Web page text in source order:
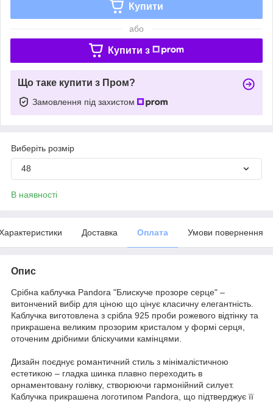
Купити
або
Купити з
Що таке купити з Пром?
Замовлення під захистом
Виберіть розмір
48
В наявності
Доставка Оплата Умови повернення
Опис
Срібна каблучка Pandora "Блискуче прозоре серце" –
витончений вибір для ціною що цінує класичну елегантність.
Каблучка виготовлена з срібла 925 проби рожевого відтінку та
прикрашена великим прозорим кристалом у формі серця,
оточеним дрібними бліскучими камінцями.
Дизайн поєднує романтичний стиль з мінімалістичною
естетикою – гладка шинка плавно переходить в
орнаментовану голівку, створюючи гармонійний силует.
Каблучка прикрашена логотипом Pandora, що підтверджує її